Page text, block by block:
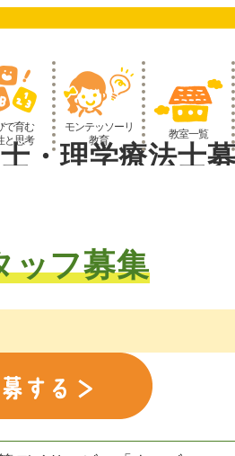
で育む
と思考
モンテッソーリ
教育
教室一覧
・理学療法士
ッフ募集